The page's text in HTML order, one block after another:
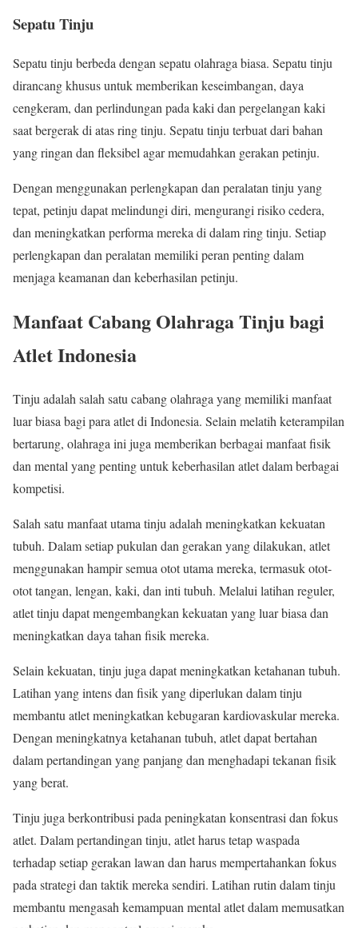
Sepatu Tinju
Sepatu tinju berbeda dengan sepatu olahraga biasa. Sepatu tinju
dirancang khusus untuk memberikan keseimbangan, daya
cengkeram, dan perlindungan pada kaki dan pergelangan kaki
saat bergerak di atas ring tinju. Sepatu tinju terbuat dari bahan
yang ringan dan fleksibel agar memudahkan gerakan petinju.
Dengan menggunakan perlengkapan dan peralatan tinju yang
tepat, petinju dapat melindungi diri, mengurangi risiko cedera,
dan meningkatkan performa mereka di dalam ring tinju. Setiap
perlengkapan dan peralatan memiliki peran penting dalam
menjaga keamanan dan keberhasilan petinju.
Manfaat Cabang Olahraga Tinju bagi
Atlet Indonesia
Tinju adalah salah satu cabang olahraga yang memiliki manfaat
luar biasa bagi para atlet di Indonesia. Selain melatih keterampilan
bertarung, olahraga ini juga memberikan berbagai manfaat fisik
dan mental yang penting untuk keberhasilan atlet dalam berbagai
kompetisi.
Salah satu manfaat utama tinju adalah meningkatkan kekuatan
tubuh. Dalam setiap pukulan dan gerakan yang dilakukan, atlet
menggunakan hampir semua otot utama mereka, termasuk otot-
otot tangan, lengan, kaki, dan inti tubuh. Melalui latihan reguler,
atlet tinju dapat mengembangkan kekuatan yang luar biasa dan
meningkatkan daya tahan fisik mereka.
Selain kekuatan, tinju juga dapat meningkatkan ketahanan tubuh.
Latihan yang intens dan fisik yang diperlukan dalam tinju
membantu atlet meningkatkan kebugaran kardiovaskular mereka.
Dengan meningkatnya ketahanan tubuh, atlet dapat bertahan
dalam pertandingan yang panjang dan menghadapi tekanan fisik
yang berat.
Tinju juga berkontribusi pada peningkatan konsentrasi dan fokus
atlet. Dalam pertandingan tinju, atlet harus tetap waspada
terhadap setiap gerakan lawan dan harus mempertahankan fokus
pada strategi dan taktik mereka sendiri. Latihan rutin dalam tinju
membantu mengasah kemampuan mental atlet dalam memusatkan